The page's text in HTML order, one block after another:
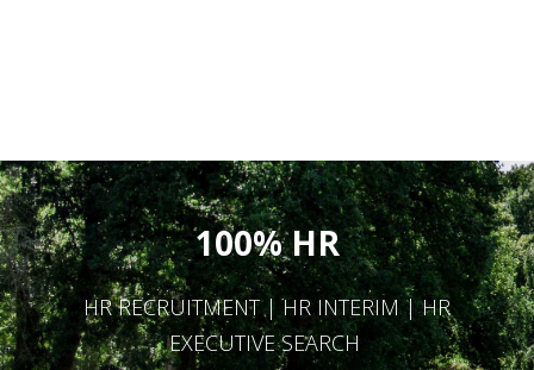
100% HR
HR RECRUITMENT | HR INTERIM | HR
EXECUTIVE SEARCH